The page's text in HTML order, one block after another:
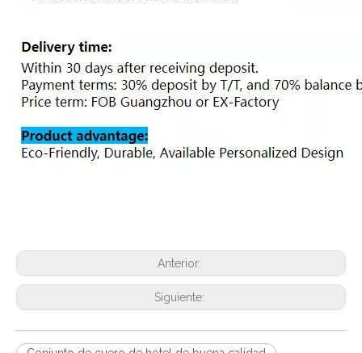
Anterior:
Siguiente: